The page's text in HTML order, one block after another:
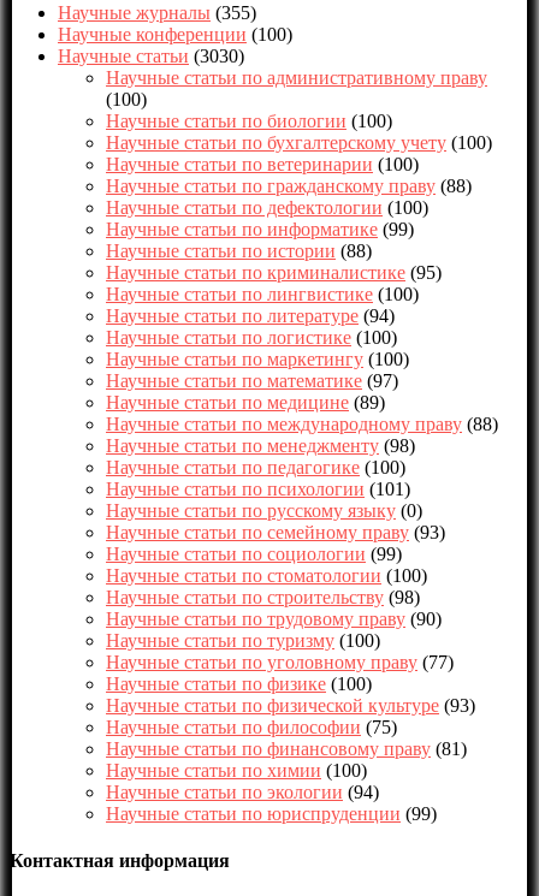
Научные журналы (355)
Научные конференции (100)
Научные статьи (3030)
Научные статьи по административному праву
(100)
Научные статьи по биологии (100)
Научные статьи по бухгалтерскому учету (100)
Научные статьи по ветеринарии (100)
Научные статьи по гражданскому праву (88)
Научные статьи по дефектологии (100)
Научные статьи по информатике (99)
Научные статьи по истории (88)
Научные статьи по криминалистике (95)
Научные статьи по лингвистике (100)
Научные статьи по литературе (94)
Научные статьи по логистике (100)
Научные статьи по маркетингу (100)
Научные статьи по математике (97)
Научные статьи по медицине (89)
Научные статьи по международному праву (88)
Научные статьи по менеджменту (98)
Научные статьи по педагогике (100)
Научные статьи по психологии (101)
Научные статьи по русскому языку (0)
Научные статьи по семейному праву (93)
Научные статьи по социологии (99)
Научные статьи по стоматологии (100)
Научные статьи по строительству (98)
Научные статьи по трудовому праву (90)
Научные статьи по туризму (100)
Научные статьи по уголовному праву (77)
Научные статьи по физике (100)
Научные статьи по физической культуре (93)
Научные статьи по философии (75)
Научные статьи по финансовому праву (81)
Научные статьи по химии (100)
Научные статьи по экологии (94)
Научные статьи по юриспруденции (99)
Контактная информация